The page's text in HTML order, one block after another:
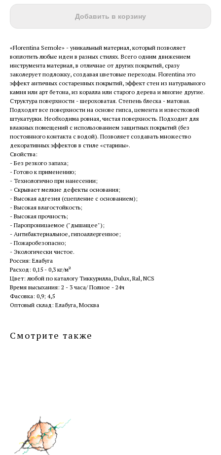
Добавить в корзину
«Florentina Semole» - уникальный материал, который позволяет
воплотить любые идеи в разных стилях. Всего одним движением
инструмента материал, в отличнае от других покрытий, сразу
заколерует подложку, создавая цветовые переходы. Florentina это
эффект античных состаренных покрытий, эффект стен из натурального
камня или арт бетона, из коралла или старого дерева и многие другие.
Структура поверхности - шероховатая. Степень блеска - матовая.
Подходят все поверхности на основе гипса, цемента и известковой
штукатурки. Необходима ровная, чистая поверхность. Подходит для
влажных помещений с использованием защитных покрытий (без
постоянного контакта с водой). Позволяет создавать множество
декоративных эффектов в стиле «старины».
Свойства:
- Без резкого запаха;
- Готово к применению;
- Технологично при нанесении;
- Скрывает мелкие дефекты основания;
- Высокая адгезия (сцепление с основанием);
- Высокая влагостойкость;
- Высокая прочность;
- Паропроницаемое ("дышащее");
- Антибактериальное, гипоаллергенное;
- Пожаробезопасно;
- Экологически чистое.
Россия: Елабуга
Расход: 0,15 - 0,3 кг/м²
Цвет: любой по каталогу Тиккурилла, Dulux, Ral, NCS
Время высыхания: 2 - 3 часа/ Полное - 24ч
Фасовка: 0,9; 4,5
Оптовый склад: Елабуга, Москва
Смотрите также